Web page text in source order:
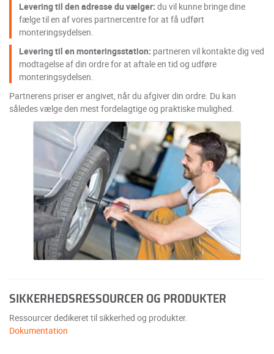
Levering til den adresse du vælger: du vil kunne bringe dine
fælge til en af vores partnercentre for at få udført
monteringsydelsen.
Levering til en monteringsstation: partneren vil kontakte dig ved
modtagelse af din ordre for at aftale en tid og udføre
monteringsydelsen.
Partnerens priser er angivet, når du afgiver din ordre. Du kan
således vælge den mest fordelagtige og praktiske mulighed.
SIKKERHEDSRESSOURCER OG PRODUKTER
Ressourcer dedikeret til sikkerhed og produkter.
Dokumentation